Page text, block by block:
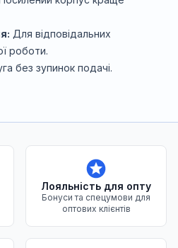
Для відповідальних
роботи.
без зупинок подачі.
Лояльність для опту
Бонуси та спецумови для
оптових клієнтів